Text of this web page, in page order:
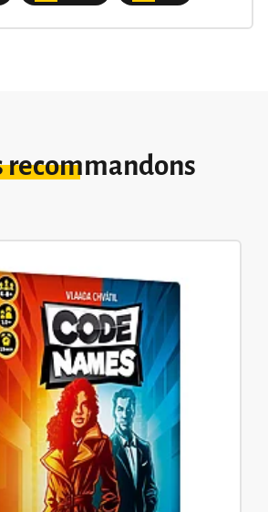
recommandons